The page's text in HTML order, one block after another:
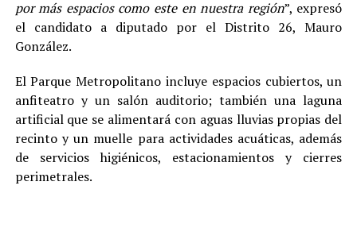
por más espacios como este en nuestra región”, expresó
el candidato a diputado por el Distrito 26, Mauro
González.
El Parque Metropolitano incluye espacios cubiertos, un
anfiteatro y un salón auditorio; también una laguna
artificial que se alimentará con aguas lluvias propias del
recinto y un muelle para actividades acuáticas, además
de servicios higiénicos, estacionamientos y cierres
perimetrales.